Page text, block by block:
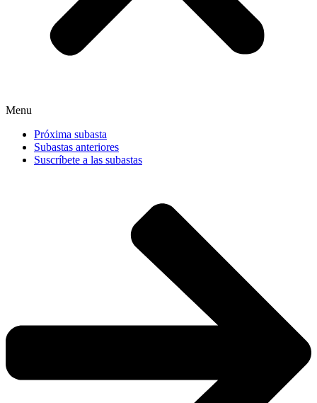
Menu
Próxima subasta
Subastas anteriores
Suscríbete a las subastas